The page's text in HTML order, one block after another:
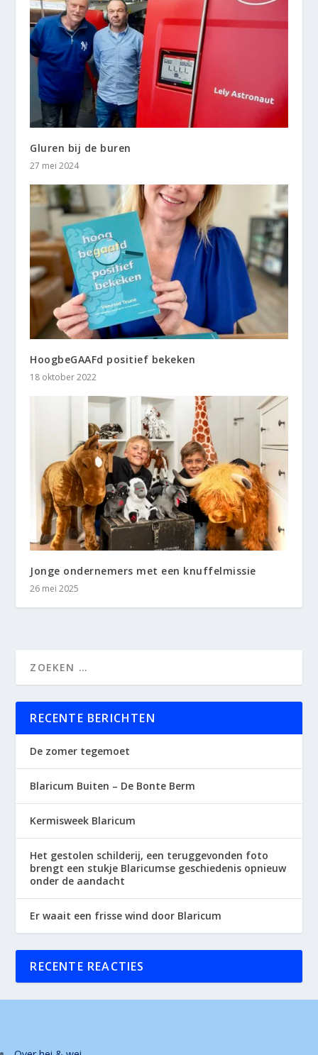
Gluren bij de buren
27 mei 2024
HoogbeGAAFd positief bekeken
18 oktober 2022
Jonge ondernemers met een knuffelmissie
26 mei 2025
RECENTE BERICHTEN
De zomer tegemoet
Blaricum Buiten – De Bonte Berm
Kermisweek Blaricum
Het gestolen schilderij, een teruggevonden foto
brengt een stukje Blaricumse geschiedenis opnieuw
onder de aandacht
Er waait een frisse wind door Blaricum
RECENTE REACTIES